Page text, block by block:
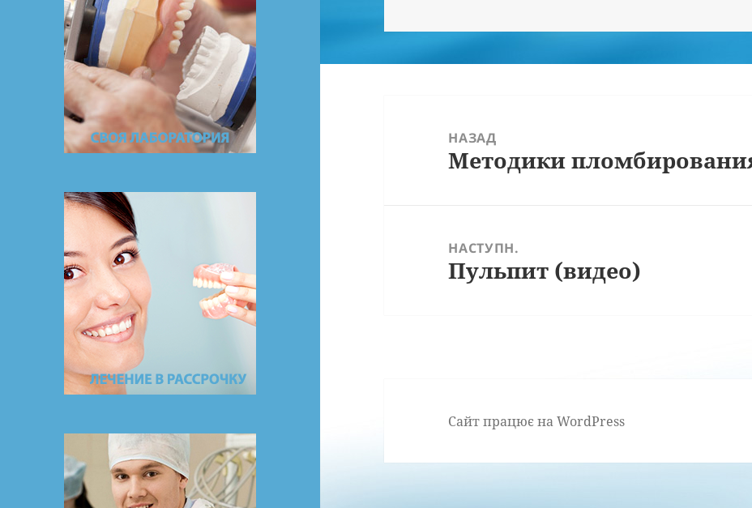
НАЗАД
Попередній
Методики
НАСТУПН.
Наступний
Пульпит (видео)
Сайт працює на WordPress